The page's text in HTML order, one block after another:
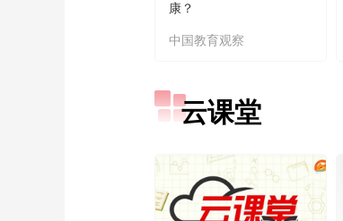
康？
中国教育观察
云课堂